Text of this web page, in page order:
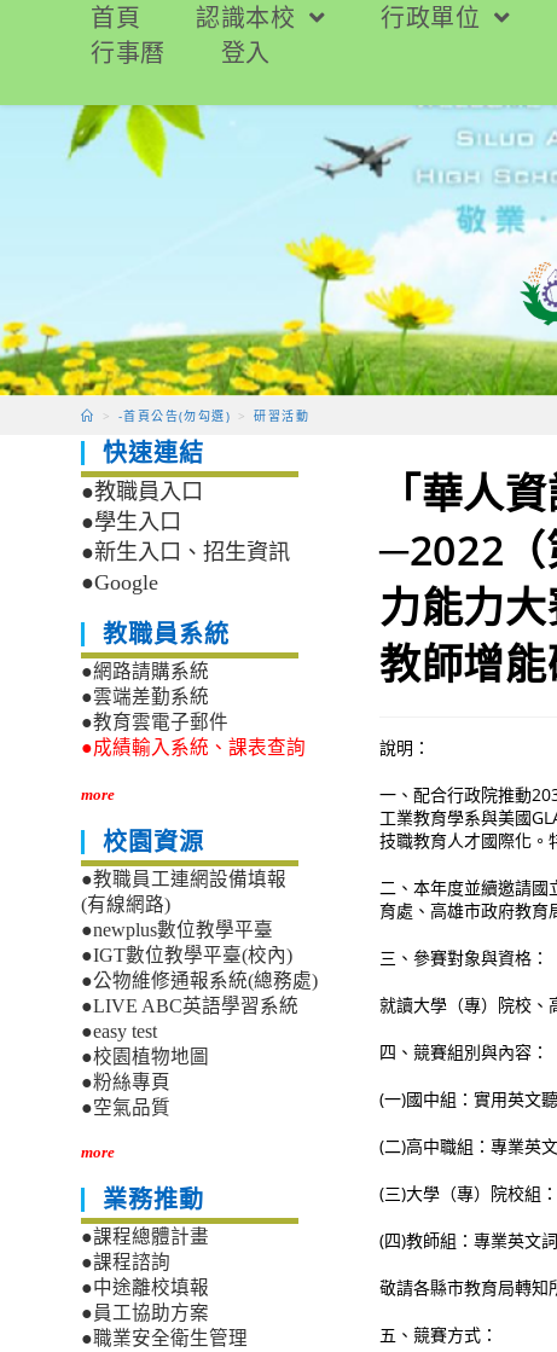
要
首頁 認識本校 行政單位
行事曆
登入
> -首頁公告(勿勾選) > 研習活動
「華人
─2022（
力能力
教師增
說明：
一、配合行政院推動
工業教育學系與美國
技職教育人才國際化。
二、本年度並續邀請
育處、高雄市政府教育
三、參賽對象與資格：
就讀大學（專）院校、
四、競賽組別與內容：
(一)國中組：實用英文
(二)高中職組：專業英
(三)大學（專）院校組
(四)教師組：專業英文
敬請各縣市教育局轉知
五、競賽方式：
快速連結
●教職員入口
●學生入口
●新生入口、招生資訊
●Google
教職員系統
●網路請購系統
●雲端差勤系統
●教育雲電子郵件
●成績輸入系統、課表查詢
more
校園資源
●教職員工連網設備填報
(有線網路)
●newplus數位教學平臺
●IGT數位教學平臺(校內)
●公物維修通報系統(總務處)
●LIVE ABC英語學習系統
●easy test
●校園植物地圖
●粉絲專頁
●空氣品質
more
業務推動
●課程總體計畫
●課程諮詢
●中途離校填報
●員工協助方案
●職業安全衛生管理